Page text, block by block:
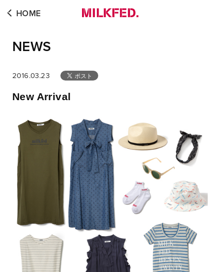
NEWS
HOME
2016.03.23
New Arrival